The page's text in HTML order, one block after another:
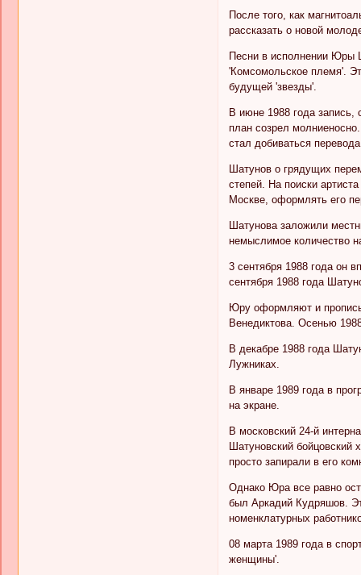
После того, как
рассказать о новой
Песни в исполнении Юры
'Комсомольское племя'.
будущей 'звезды'.
В июне 1988 года
план созрел
стал добиваться
Шатунов о грядущих
степей. На поиски
Москве, оформлять его
Шатунова заложили
немыслимое количество
3 сентября 1988 года он
сентября 1988 года
Юру оформляют и
Венедиктова. Осенью
В декабре 1988 года
Лужниках.
В январе 1989 года в
на экране.
В московский 24-й
Шатуновский бойцовский
просто запирали в его
Однако Юра все равно
был Аркадий Кудряшов.
номенклатурных
08 марта 1989 года в
женщины'.